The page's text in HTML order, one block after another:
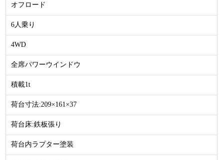
オフロード
6人乗り
4WD
全席パワーウインドウ
積載1t
荷台寸法:209×161×37
荷台床:鉄板張り
荷台内ラプター塗装